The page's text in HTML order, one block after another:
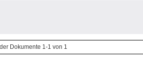
Dokumente 1-1 von 1